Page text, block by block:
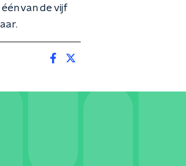
van de vijf